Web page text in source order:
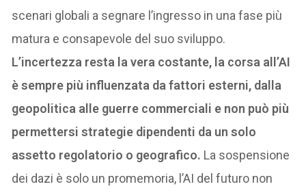
scenari globali a segnare l’ingresso in una fase più
matura e consapevole del suo sviluppo.
L’incertezza resta la vera costante, la corsa all’AI
è sempre più influenzata da fattori esterni, dalla
geopolitica alle guerre commerciali e non può più
permettersi strategie dipendenti da un solo
assetto regolatorio o geografico. La sospensione
dei dazi è solo un promemoria, l’AI del futuro non